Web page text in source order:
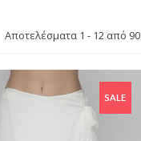
-/+
Αποτελέσματα 1 - 12 από 90
32,19 €
25,75 €